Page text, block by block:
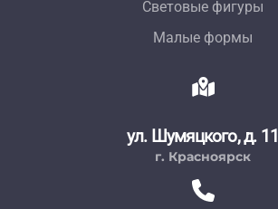
Световые фигуры
Малые формы
ул. Шумяцкого, д. 11
г. Красноярск